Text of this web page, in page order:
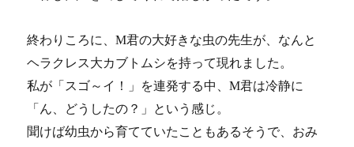
終わりころに、M君の大好きな虫の先生が、なんと
ヘラクレス大カブトムシを持って現れました。
私が「スゴ～イ！」を連発する中、M君は冷静に
「ん、どうしたの？」という感じ。
聞けば幼虫から育てていたこともあるそうで、おみ